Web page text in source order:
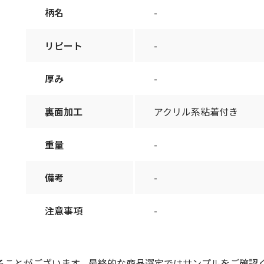
柄名 -
リピート -
厚み -
裏面加工 アクリル系粘着付き
重量 -
備考 -
注意事項 -